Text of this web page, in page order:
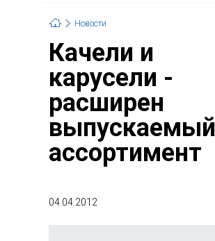
Новости
Качели и
карусели -
расширен
выпускаемый
ассортимент
04.04.2012